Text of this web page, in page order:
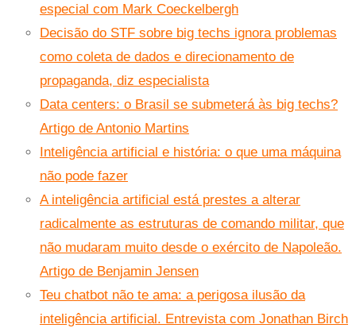
especial com Mark Coeckelbergh
Decisão do STF sobre big techs ignora problemas
como coleta de dados e direcionamento de
propaganda, diz especialista
Data centers: o Brasil se submeterá às big techs?
Artigo de Antonio Martins
Inteligência artificial e história: o que uma máquina
não pode fazer
A inteligência artificial está prestes a alterar
radicalmente as estruturas de comando militar, que
não mudaram muito desde o exército de Napoleão.
Artigo de Benjamin Jensen
Teu chatbot não te ama: a perigosa ilusão da
inteligência artificial. Entrevista com Jonathan Birch